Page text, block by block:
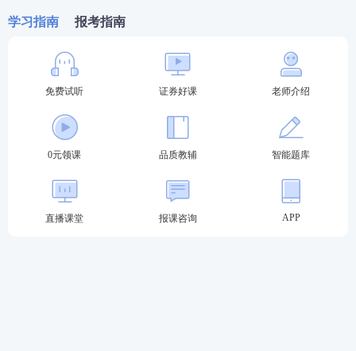
D.200
查看答案
2024年证券从业考试《证券法律法规》真题及考点
PDF下载
由于内容篇幅有限，建议大家【
立即进入>>学习资
】下载真题考点完整版、真题试题及答案解析
完整版！
学习指南 报考指南
免费试听 证券好课 老师介绍
0元领课 品质教辅 智能题库
直播课堂 报课咨询 APP